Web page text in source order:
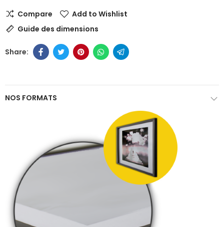
Compare
Add to Wishlist
Guide des dimensions
NOS FORMATS